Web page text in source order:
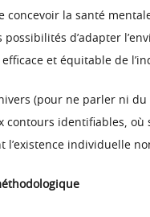
concevoir la santé
possibilités d’adapter
efficace et équitable de
(pour ne parler ni
contours identifiables,
l’existence individuelle